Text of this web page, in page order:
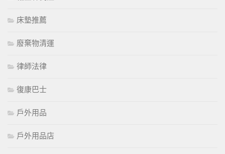
床墊推薦
廢棄物清運
律師法律
復康巴士
戶外用品
戶外用品店